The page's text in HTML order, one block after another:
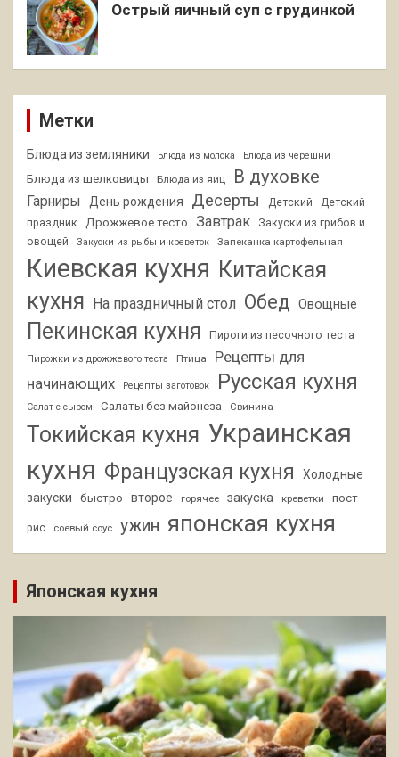
Острый яичный суп с грудинкой
Метки
Блюда из земляники Блюда из молока Блюда из черешни
Блюда из шелковицы Блюда из яиц В духовке
Гарниры День рождения Десерты Детский
Детский
праздник
Дрожжевое тесто Завтрак
Закуски из грибов и
овощей
Закуски из рыбы и креветок Запеканка картофельная
Киевская кухня Китайская
кухня На праздничный стол Обед Овощные
Пекинская кухня Пироги из песочного теста
Пирожки из дрожжевого теста Птица
Рецепты для
начинающих
Рецепты заготовок Русская кухня
Салат с сыром Салаты без майонеза Свинина
Токийская кухня Украинская
кухня Французская кухня
Холодные
закуски
быстро второе горячее закуска креветки пост
рис соевый соус ужин японская кухня
Японская кухня